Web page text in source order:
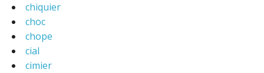
chiquier
choc
chope
cial
cimier